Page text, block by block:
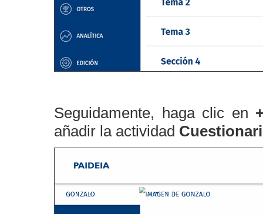
Seguidamente, haga clic en
añadir la actividad